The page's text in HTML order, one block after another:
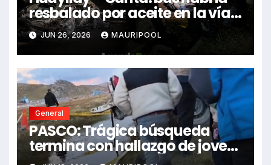
resbalado por aceite en la vía e
impactó auto siniestrado
dejando dos fallecidos
JUN 26, 2026 MAURIPOOL
General
PASCO: Trágica búsqueda
termina con hallazgo de joven
sin vida en Rancas